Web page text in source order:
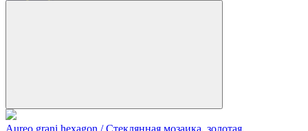
Aureo grani hexagon / Стеклянная мозаика, золотая,